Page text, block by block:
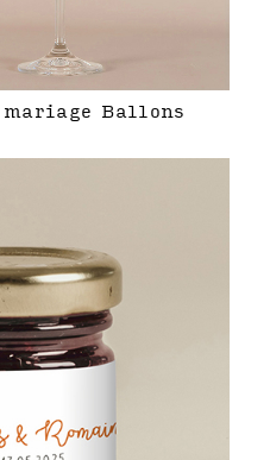
mariage Ballons